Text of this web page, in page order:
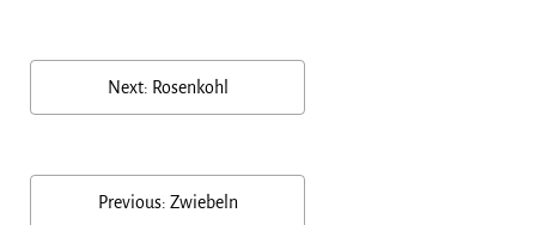
Previous: Zwiebeln
Next: Rosenkohl